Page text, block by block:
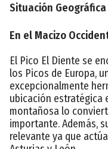
Situación Geográfica
En el Macizo
El Pico El Diente se
los Picos de Europa,
excepcionalmente
ubicación estratégica
montañosa lo
importante. Además,
relevante ya que